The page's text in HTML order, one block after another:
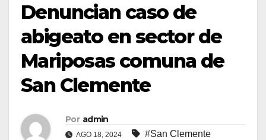
Denuncian caso de
abigeato en sector de
Mariposas comuna de
San Clemente
Por admin
AGO 18, 2024 #San Clemente